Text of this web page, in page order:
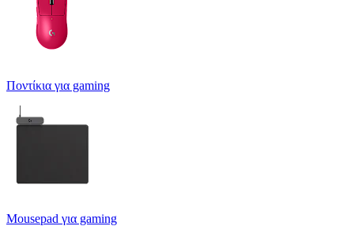
Ποντίκια για gaming
Mousepad για gaming